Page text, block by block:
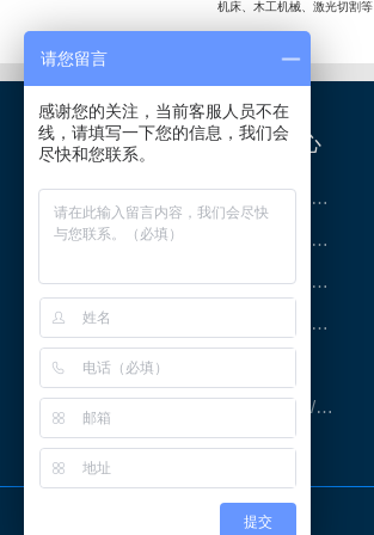
机床、木工机械、激光切割等
产品中心
REXROTH工厂解决方案
REXROTH丝杠螺母
REXROTH测量系统IMS
REXROTH/力士乐油压
RENOLD/雷诺德工业链条
友情链接
请您留言
感谢您的关注，当前客服人员不在
线，请填写一下您的信息，我们会
尽快和您联系。
提交